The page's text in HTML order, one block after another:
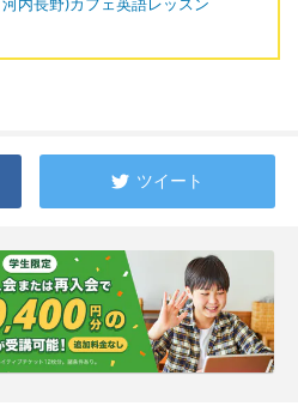
ツイート